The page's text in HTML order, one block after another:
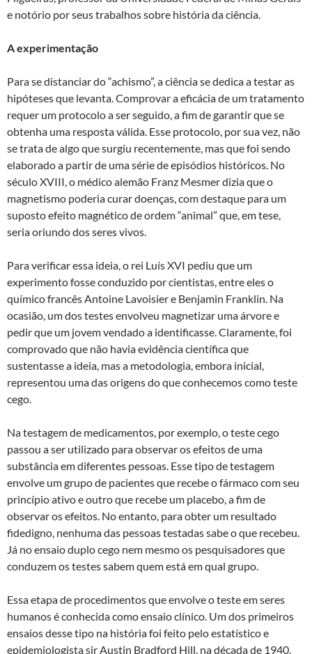
e notório por seus trabalhos sobre história da ciência.
A experimentação
Para se distanciar do “achismo”, a ciência se dedica a testar as
hipóteses que levanta. Comprovar a eficácia de um tratamento
requer um protocolo a ser seguido, a fim de garantir que se
obtenha uma resposta válida. Esse protocolo, por sua vez, não
se trata de algo que surgiu recentemente, mas que foi sendo
elaborado a partir de uma série de episódios históricos. No
século XVIII, o médico alemão Franz Mesmer dizia que o
magnetismo poderia curar doenças, com destaque para um
suposto efeito magnético de ordem “animal” que, em tese,
seria oriundo dos seres vivos.
Para verificar essa ideia, o rei Luís XVI pediu que um
experimento fosse conduzido por cientistas, entre eles o
químico francês Antoine Lavoisier e Benjamin Franklin. Na
ocasião, um dos testes envolveu magnetizar uma árvore e
pedir que um jovem vendado a identificasse. Claramente, foi
comprovado que não havia evidência científica que
sustentasse a ideia, mas a metodologia, embora inicial,
representou uma das origens do que conhecemos como teste
cego.
Na testagem de medicamentos, por exemplo, o teste cego
passou a ser utilizado para observar os efeitos de uma
substância em diferentes pessoas. Esse tipo de testagem
envolve um grupo de pacientes que recebe o fármaco com seu
princípio ativo e outro que recebe um placebo, a fim de
observar os efeitos. No entanto, para obter um resultado
fidedigno, nenhuma das pessoas testadas sabe o que recebeu.
Já no ensaio duplo cego nem mesmo os pesquisadores que
conduzem os testes sabem quem está em qual grupo.
Essa etapa de procedimentos que envolve o teste em seres
humanos é conhecida como ensaio clínico. Um dos primeiros
ensaios desse tipo na história foi feito pelo estatístico e
epidemiologista sir Austin Bradford Hill, na década de 1940,